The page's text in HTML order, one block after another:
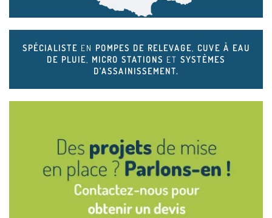
SPÉCIALISTE EN POMPES DE RELEVAGE
CUVE À EAU
DE PLUIE
MICRO STATIONS ET SYSTÈMES
D'ASSAINISSEMENT.